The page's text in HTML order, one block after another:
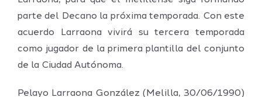
parte del Decano la próxima temporada. Con este
acuerdo Larraona vivirá su tercera temporada
como jugador de la primera plantilla del conjunto
de la Ciudad Autónoma.
Pelayo Larraona González (Melilla, 30/06/1990)